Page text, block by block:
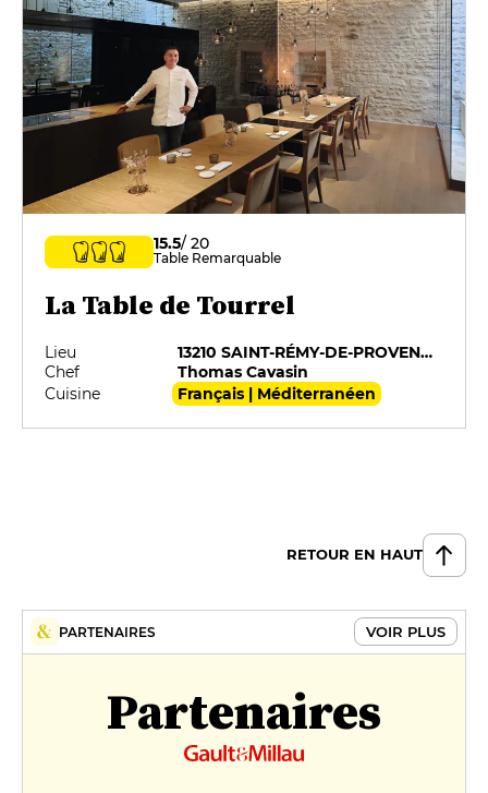
15.5/ 20
Table Remarquable
La Table de Tourrel
Lieu
13210 SAINT-RÉMY-DE-PROVENCE
Chef
Thomas Cavasin
Cuisine
Français | Méditerranéen
RETOUR EN HAUT
PARTENAIRES VOIR PLUS
Partenaires